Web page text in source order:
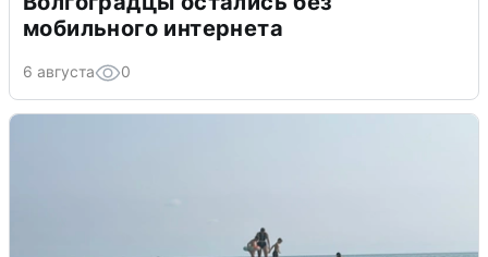
мобильного интернета
6 августа 0